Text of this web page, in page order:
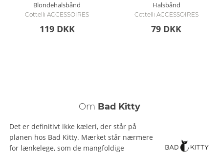
Blondehalsbånd
Cottelli ACCESSOIRES
119 DKK
Halsbånd
Cottelli ACCESSOIRES
79 DKK
Om Bad Kitty
Det er definitivt ikke kæleri, der står på
planen hos Bad Kitty. Mærket står nærmere
for lænkelege, som de mangfoldige